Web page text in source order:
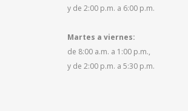
y de 2:00 p.m. a 6:00 p.m.
Martes a viernes:
de 8:00 a.m. a 1:00 p.m.,
y de 2:00 p.m. a 5:30 p.m.